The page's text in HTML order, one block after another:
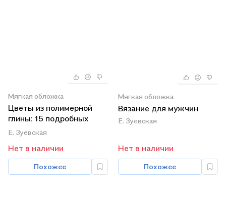
Мягкая обложка
Цветы из полимерной
глины: 15 подробных
мастер-классов
Е. Зуевская
Нет в наличии
Похожее
Мягкая обложка
Вязание для мужчин
Е. Зуевская
Нет в наличии
Похожее